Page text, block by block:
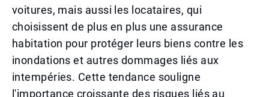
voitures, mais aussi les locataires, qui
choisissent de plus en plus une assurance
habitation pour protéger leurs biens contre les
inondations et autres dommages liés aux
intempéries. Cette tendance souligne
l'importance croissante des risques liés au